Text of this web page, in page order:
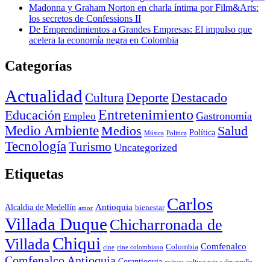
Madonna y Graham Norton en charla íntima por Film&Arts:
los secretos de Confessions II
De Emprendimientos a Grandes Empresas: El impulso que
acelera la economía negra en Colombia
Categorías
Actualidad Cultura Deporte Destacado
Educación Empleo Entretenimiento Gastronomía
Medio AmbienteMedios Música Politica Política Salud
Tecnología Turismo Uncategorized
Etiquetas
Alcaldia de Medellín amor Antioquia bienestar Carlos
Villada Duque Chicharronada de
VilladaChiqui cine cine colombiano Colombia Comfenalco